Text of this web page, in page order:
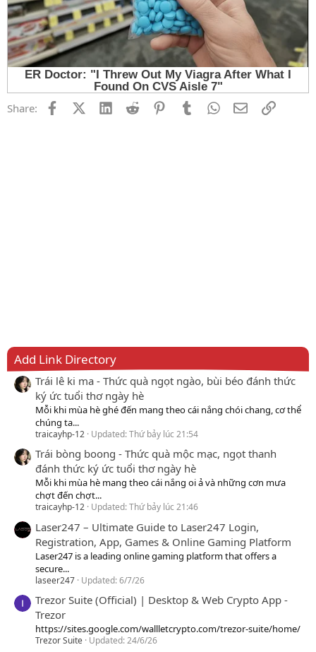
Share: FacebookX (Twitter)
LinkedInReddit PinterestTumblrWhatsApp
EmailLink
Add Link Directory
Trái lê ki ma - Thức quà ngọt ngào, bùi béo đánh thức
ký ức tuổi thơ ngày hè
Mỗi khi mùa hè ghé đến mang theo cái nắng chói chang, cơ thể
chúng ta...
traicayhp-12 Updated:Thứ bảy lúc 21:54
Trái bòng boong - Thức quà mộc mạc, ngọt thanh
đánh thức ký ức tuổi thơ ngày hè
Mỗi khi mùa hè mang theo cái nắng oi ả và những cơn mưa
chợt đến chợt...
traicayhp-12 Updated:Thứ bảy lúc 21:46
Laser247 – Ultimate Guide to Laser247 Login,
Registration, App, Games & Online Gaming Platform
Laser247 is a leading online gaming platform that offers a
secure...
laseer247 Updated:6/7/26
Trezor Suite (Official) | Desktop & Web Crypto App -
Trezor
https://sites.google.com/wallletcrypto.com/trezor-suite/home/
Trezor Suite Updated:24/6/26